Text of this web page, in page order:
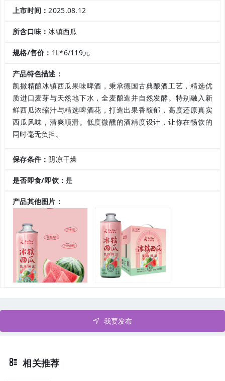
上市时间：2025.08.12
所含口味：冰镇西瓜
规格/售价： 1L*6/119元
产品特色描述：
凯撒精酿冰镇西瓜果味啤酒，秉承德国古典酿酒工艺，精选优
质进口麦芽与天然地下水，全麦酿造并自然发酵。特别融入新
鲜西瓜浓缩汁与精选啤酒花，打造出果香馥郁，高度还原真实
西瓜风味，清爽顺滑。低度微醺的酒精度设计，让你在畅饮的
同时毫无负担。
保存条件： 阴凉干燥
是否即食/即饮：是
产品其他图片：
我要发布
相关推荐